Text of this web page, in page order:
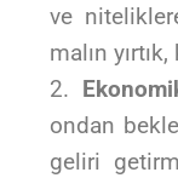
ve
malın
ondan
geliri